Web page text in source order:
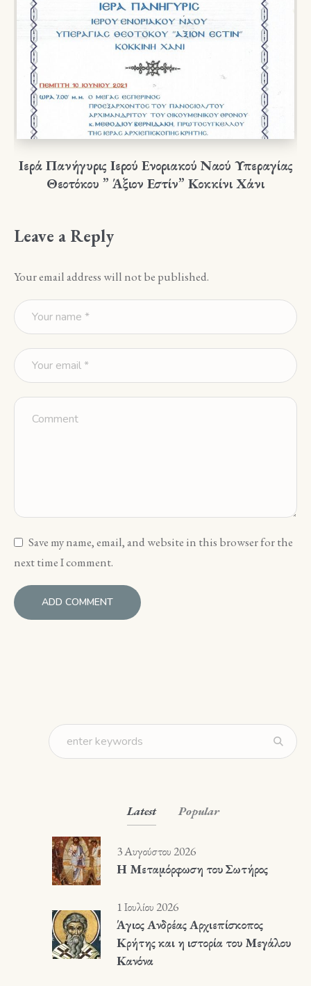
Ιερά Πανήγυρις Ιερού Ενοριακού Ναού Υπεραγίας
Θεοτόκου ” Άξιον Εστίν” Κοκκίνι Χάνι
Leave a Reply
Your email address will not be published.
Save my name, email, and website in this browser for the
next time I comment.
Latest Popular
3 Αυγούστου 2026
Η Μεταμόρφωση του Σωτήρος
1 Ιουλίου 2026
Άγιος Ανδρέας Αρχιεπίσκοπος
Κρήτης και η ιστορία του Μεγάλου
Κανόνα